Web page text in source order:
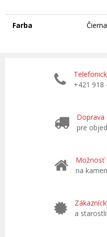
Farba Čierna
+421 918
Doprava
pre
Možnosť
na
a